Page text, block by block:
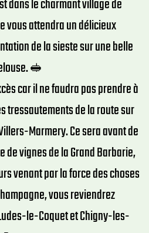
dans le charmant village de
vous attendra un délicieux
de la sieste sur une belle
🥪​
car il ne faudra pas prendre à
tressautements de la route sur
Marmery. Ce sera avant de
de vignes de la Grand Barbarie,
venant par la force des choses
vous reviendrez
le-Coquet et Chigny-les-